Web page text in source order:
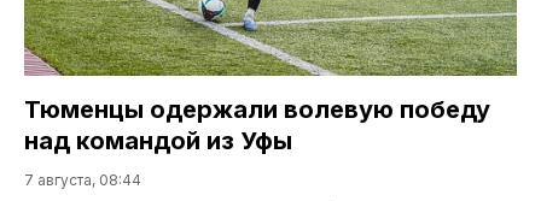
Тюменцы одержали волевую победу
над командой из Уфы
7 августа, 08:44